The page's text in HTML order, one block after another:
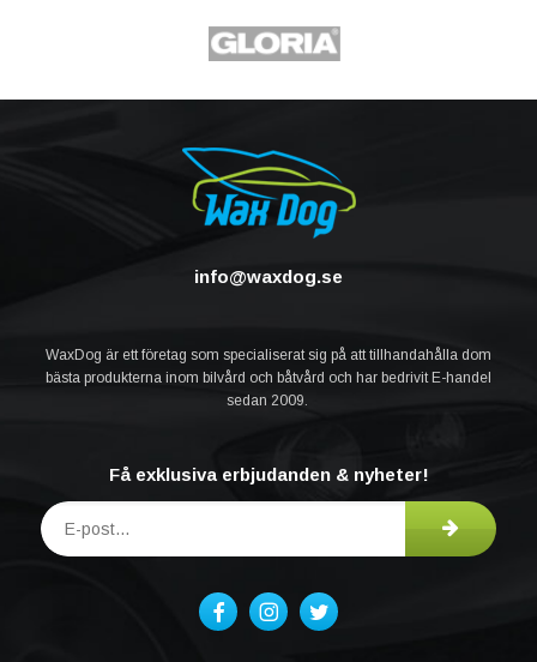
info@waxdog.se
WaxDog är ett företag som specialiserat sig på att tillhandahålla dom
bästa produkterna inom bilvård och båtvård och har bedrivit E-handel
sedan 2009.
Få exklusiva erbjudanden & nyheter!